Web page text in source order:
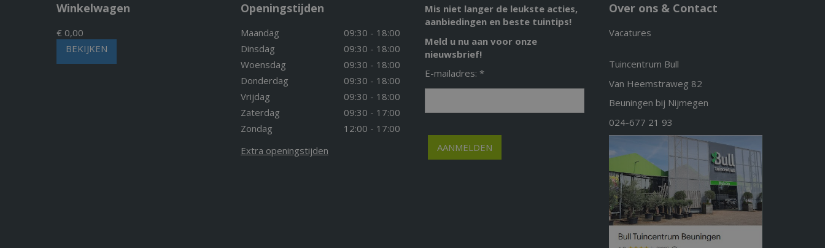
Winkelwagen
€ 0,00
BEKIJKEN
Openingstijden
Maandag
09:30 - 18:00
Dinsdag
09:30 - 18:00
Woensdag
09:30 - 18:00
Donderdag
09:30 - 18:00
Vrijdag
09:30 - 18:00
Zaterdag
09:30 - 17:00
Zondag
12:00 - 17:00
Extra openingstijden
Mis niet langer de leukste acties,
aanbiedingen en beste tuintips!
Meld u nu aan voor onze
nieuwsbrief!
E-mailadres: *
Over ons & Contact
Vacatures
Tuincentrum Bull
Van Heemstraweg 82
Beuningen bij Nijmegen
024-677 21 93